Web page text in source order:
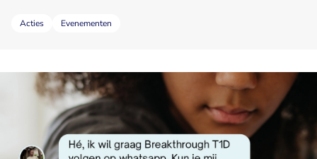
Acties Evenementen